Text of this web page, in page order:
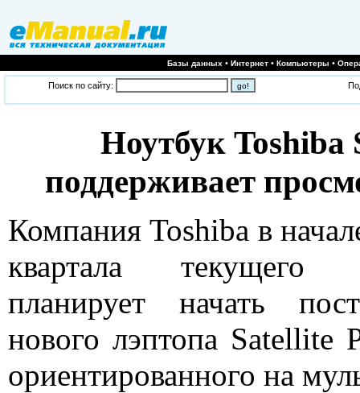
Базы данных • Интернет • Компьютеры •
Поиск по сайту:
Ноутбук Toshiba
поддерживает
Компания Toshiba в
квартала текущего
планирует начать
нового лэптопа Satellite
ориентированного на